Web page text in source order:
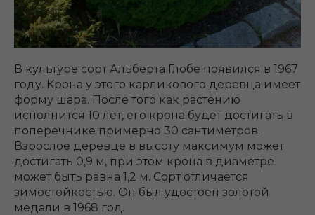
В культуре сорт Альберта Глобе появился в 1967
году. Крона у этого карликового деревца имеет
форму шара. После того как растению
исполнится 10 лет, его крона будет достигать в
поперечнике примерно 30 сантиметров.
Взрослое деревце в высоту максимум может
достигать 0,9 м, при этом крона в диаметре
может быть равна 1,2 м. Сорт отличается
зимостойкостью. Он был удостоен золотой
медали в 1968 год.